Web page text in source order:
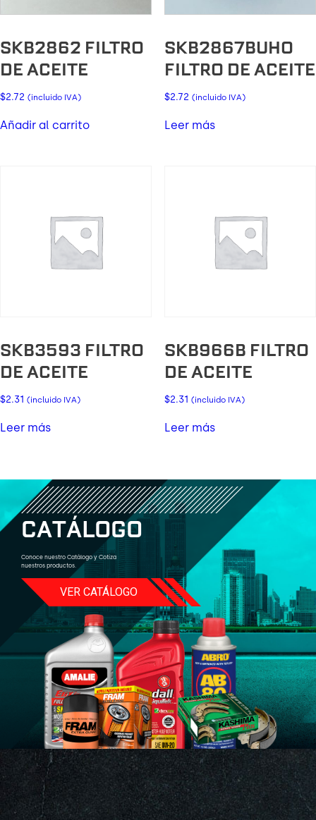
SKB2862 FILTRO
DE ACEITE
$2.72 (incluido IVA)
Añadir al carrito
SKB2867BUHO
FILTRO DE ACEITE
$2.72 (incluido IVA)
Leer más
SKB3593 FILTRO
DE ACEITE
$2.31 (incluido IVA)
Leer más
SKB966B FILTRO
DE ACEITE
$2.31 (incluido IVA)
Leer más
CATÁLOGO
Conoce nuestro Catálogo y Cotiza
nuestros productos.
VER CATÁLOGO